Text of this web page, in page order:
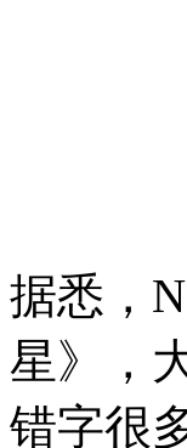
据悉，
星》，
错字很